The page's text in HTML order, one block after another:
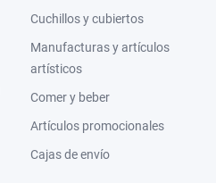
Cuchillos y cubiertos
Manufacturas y artículos
artísticos
Comer y beber
Artículos promocionales
Cajas de envío